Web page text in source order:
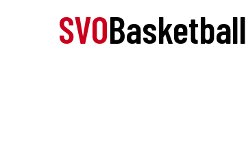
SVOBasketball